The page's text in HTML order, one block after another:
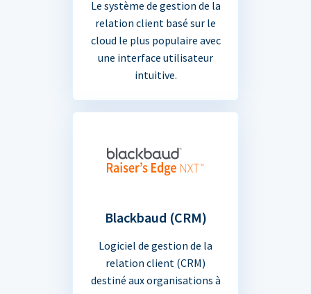
Le système de gestion de la
relation client basé sur le
cloud le plus populaire avec
une interface utilisateur
intuitive.
Blackbaud (CRM)
Logiciel de gestion de la
relation client (CRM)
destiné aux organisations à